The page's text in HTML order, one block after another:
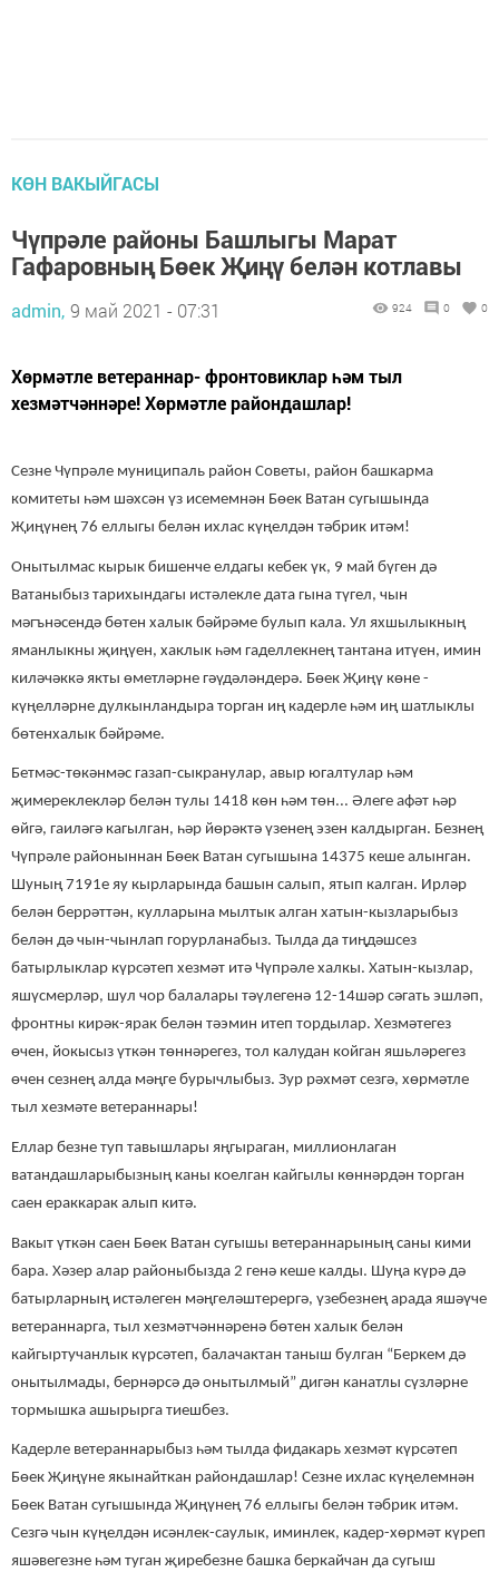
КӨН ВАКЫЙГАСЫ
Чүпрәле районы Башлыгы Марат
Гафаровның Бөек Җиңү белән котлавы
admin, 9 май 2021 - 07:31 924 0 0
Хөрмәтле ветераннар- фронтовиклар һәм тыл
хезмәтчәннәре! Хөрмәтле райондашлар!
Сезне Чүпрәле муниципаль район Советы, район башкарма
комитеты һәм шәхсән үз исемемнән Бөек Ватан сугышында
Җиңүнең 76 еллыгы белән ихлас күңелдән тәбрик итәм!
Онытылмас кырык бишенче елдагы кебек үк, 9 май бүген дә
Ватаныбыз тарихындагы истәлекле дата гына түгел, чын
мәгънәсендә бөтен халык бәйрәме булып кала. Ул яхшылыкның
яманлыкны җиңүен, хаклык һәм гаделлекнең тантана итүен, имин
киләчәккә якты өметләрне гәүдәләндерә. Бөек Җиңү көне -
күңелләрне дулкынландыра торган иң кадерле һәм иң шатлыклы
бөтенхалык бәйрәме.
Бетмәс-төкәнмәс газап-сыкранулар, авыр югалтулар һәм
җимереклекләр белән тулы 1418 көн һәм төн... Әлеге афәт һәр
өйгә, гаиләгә кагылган, һәр йөрәктә үзенең эзен калдырган. Безнең
Чүпрәле районыннан Бөек Ватан сугышына 14375 кеше алынган.
Шуның 7191е яу кырларында башын салып, ятып калган. Ирләр
белән беррәттән, кулларына мылтык алган хатын-кызларыбыз
белән дә чын-чынлап горурланабыз. Тылда да тиңдәшсез
батырлыклар күрсәтеп хезмәт итә Чүпрәле халкы. Хатын-кызлар,
яшүсмерләр, шул чор балалары тәүлегенә 12-14шәр сәгать эшләп,
фронтны кирәк-ярак белән тәэмин итеп тордылар. Хезмәтегез
өчен, йокысыз үткән төннәрегез, тол калудан койган яшьләрегез
өчен сезнең алда мәңге бурычлыбыз. Зур рәхмәт сезгә, хөрмәтле
тыл хезмәте ветераннары!
Еллар безне туп тавышлары яңгыраган, миллионлаган
ватандашларыбызның каны коелган кайгылы көннәрдән торган
саен ераккарак алып китә.
Вакыт үткән саен Бөек Ватан сугышы ветераннарының саны кими
бара. Хәзер алар районыбызда 2 генә кеше калды. Шуңа күрә дә
батырларның истәлеген мәңгеләштерергә, үзебезнең арада яшәүче
ветераннарга, тыл хезмәтчәннәренә бөтен халык белән
кайгыртучанлык күрсәтеп, балачактан таныш булган “Беркем дә
онытылмады, бернәрсә дә онытылмый” дигән канатлы сүзләрне
тормышка ашырырга тиешбез.
Кадерле ветераннарыбыз һәм тылда фидакарь хезмәт күрсәтеп
Бөек Җиңүне якынайткан райондашлар! Сезне ихлас күңелемнән
Бөек Ватан сугышында Җиңүнең 76 еллыгы белән тәбрик итәм.
Сезгә чын күңелдән исәнлек-саулык, иминлек, кадер-хөрмәт күреп
яшәвегезне һәм туган җиребезне башка беркайчан да сугыш